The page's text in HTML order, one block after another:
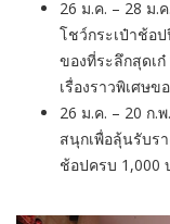
26 ม.ค. – 28 ม.
โชว์กระเป๋าช้อ
ของที่ระลึกสุดเ
เรื่องราวพิเศษข
26 ม.ค. – 20 ก.
สนุกเพื่อลุ้นรับร
ช้อปครบ 1,000